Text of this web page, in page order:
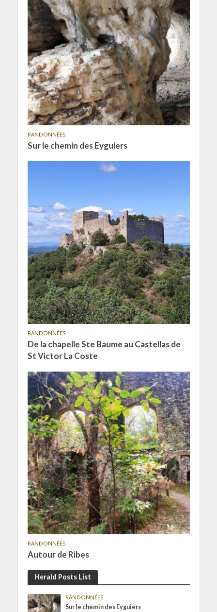
RANDONNÉES
Sur le chemin des Eyguiers
RANDONNÉES
De la chapelle Ste Baume au Castellas de
St Victor La Coste
RANDONNÉES
Autour de Ribes
Herald Posts List
RANDONNÉES
Sur le chemin des Eyguiers